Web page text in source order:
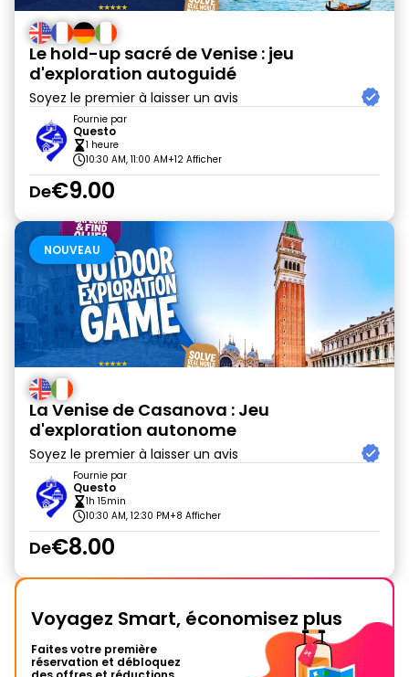
Le hold-up sacré de Venise : jeu
d'exploration autoguidé
Soyez le premier à laisser un avis
Fournie par
Questo
1 heure
10:30 AM, 11:00 AM+12 Afficher
De€9.00
NOUVEAU
La Venise de Casanova : Jeu
d'exploration autonome
Soyez le premier à laisser un avis
Fournie par
Questo
1h 15min
10:30 AM, 12:30 PM+8 Afficher
De€8.00
Voyagez Smart, économisez plus
Faites votre première
réservation et débloquez